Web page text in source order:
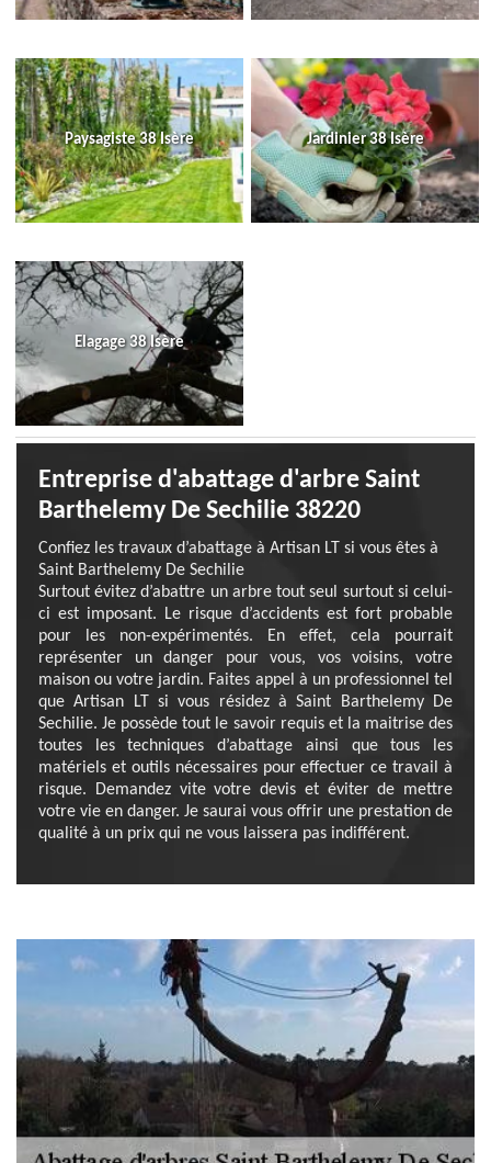
Paysagiste 38 Isère Jardinier 38 Isère
Elagage 38 Isère
Entreprise d'abattage d'arbre Saint
Barthelemy De Sechilie 38220
Confiez les travaux d’abattage à Artisan LT si vous êtes à
Saint Barthelemy De Sechilie
Surtout évitez d’abattre un arbre tout seul surtout si celui-
ci est imposant. Le risque d’accidents est fort probable
pour les non-expérimentés. En effet, cela pourrait
représenter un danger pour vous, vos voisins, votre
maison ou votre jardin. Faites appel à un professionnel tel
que Artisan LT si vous résidez à Saint Barthelemy De
Sechilie. Je possède tout le savoir requis et la maitrise des
toutes les techniques d’abattage ainsi que tous les
matériels et outils nécessaires pour effectuer ce travail à
risque. Demandez vite votre devis et éviter de mettre
votre vie en danger. Je saurai vous offrir une prestation de
qualité à un prix qui ne vous laissera pas indifférent.